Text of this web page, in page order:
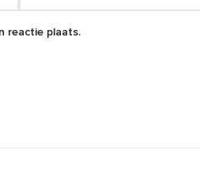
reactie plaats.